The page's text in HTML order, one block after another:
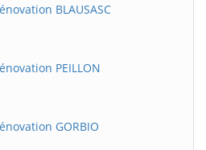
BLAUSASC
PEILLON
GORBIO